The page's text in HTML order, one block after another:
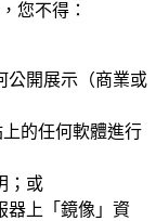
您不得：
公開展示（商業或
上的任何軟體進行
；或
器上「鏡像」資